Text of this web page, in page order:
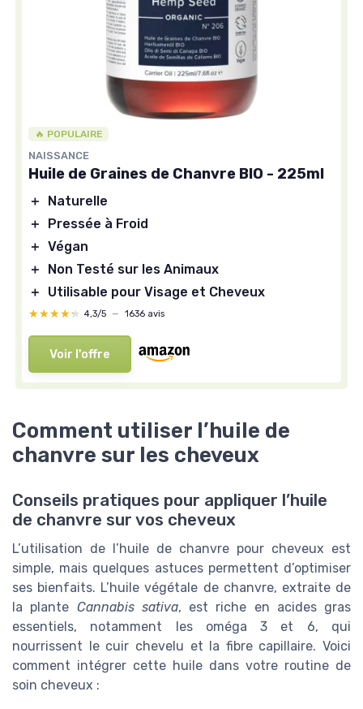
🔥 POPULAIRE
NAISSANCE
Huile de Graines de Chanvre BIO - 225ml
＋
Naturelle
＋
Pressée à Froid
＋ Végan
＋
Non Testé sur les Animaux
＋
Utilisable pour Visage et Cheveux
★★★★★
★★★★★ 4,3/5 — 1636 avis
Voir l'offre
Comment utiliser l’huile de
chanvre sur les cheveux
Conseils pratiques pour appliquer l’huile
de chanvre sur vos cheveux
L’utilisation de l’huile de chanvre pour cheveux est
simple, mais quelques astuces permettent d’optimiser
ses bienfaits. L’huile végétale de chanvre, extraite de
la plante Cannabis sativa, est riche en acides gras
essentiels, notamment les oméga 3 et 6, qui
nourrissent le cuir chevelu et la fibre capillaire. Voici
comment intégrer cette huile dans votre routine de
soin cheveux :